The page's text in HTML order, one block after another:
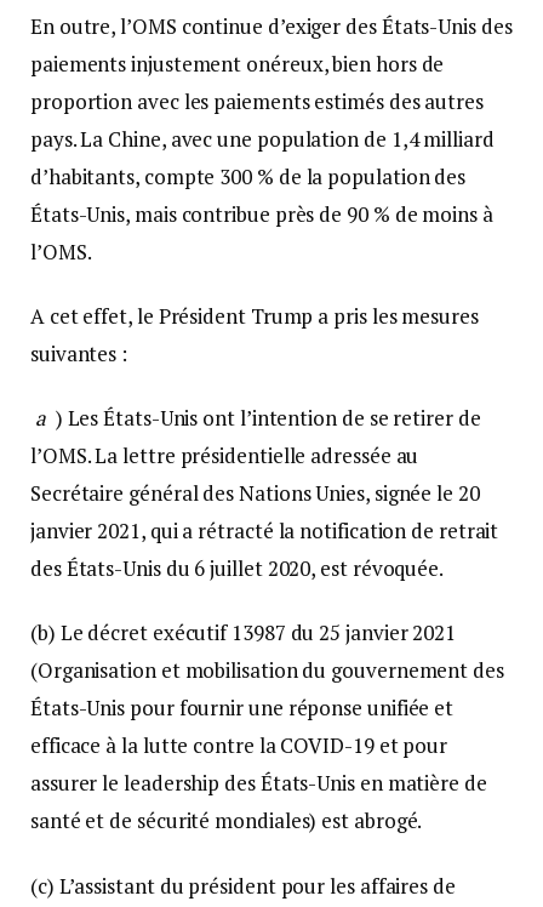
En outre, l’OMS continue d’exiger des États-Unis des
paiements injustement onéreux, bien hors de
proportion avec les paiements estimés des autres
pays. La Chine, avec une population de 1,4 milliard
d’habitants, compte 300 % de la population des
États-Unis, mais contribue près de 90 % de moins à
l’OMS.
A cet effet, le Président Trump a pris les mesures
suivantes :
a) Les États-Unis ont l’intention de se retirer de
l’OMS. La lettre présidentielle adressée au
Secrétaire général des Nations Unies, signée le 20
janvier 2021, qui a rétracté la notification de retrait
des États-Unis du 6 juillet 2020, est révoquée.
(b) Le décret exécutif 13987 du 25 janvier 2021
(Organisation et mobilisation du gouvernement des
États-Unis pour fournir une réponse unifiée et
efficace à la lutte contre la COVID-19 et pour
assurer le leadership des États-Unis en matière de
santé et de sécurité mondiales) est abrogé.
(c) L’assistant du président pour les affaires de